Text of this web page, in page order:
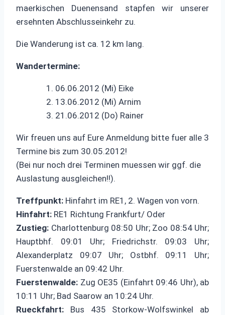
maerkischen Duenensand stapfen wir unserer
ersehnten Abschlusseinkehr zu.
Die Wanderung ist ca. 12 km lang.
Wandertermine:
1. 06.06.2012 (Mi) Eike
2. 13.06.2012 (Mi) Arnim
3. 21.06.2012 (Do) Rainer
Wir freuen uns auf Eure Anmeldung bitte fuer alle 3
Termine bis zum 30.05.2012!
(Bei nur noch drei Terminen muessen wir ggf. die
Auslastung ausgleichen!!).
Treffpunkt: Hinfahrt im RE1, 2. Wagen von vorn.
Hinfahrt: RE1 Richtung Frankfurt/ Oder
Zustieg: Charlottenburg 08:50 Uhr; Zoo 08:54 Uhr;
Hauptbhf. 09:01 Uhr; Friedrichstr. 09:03 Uhr;
Alexanderplatz 09:07 Uhr; Ostbhf. 09:11 Uhr;
Fuerstenwalde an 09:42 Uhr.
Fuerstenwalde: Zug OE35 (Einfahrt 09:46 Uhr), ab
10:11 Uhr; Bad Saarow an 10:24 Uhr.
Rueckfahrt: Bus 435 Storkow-Wolfswinkel ab